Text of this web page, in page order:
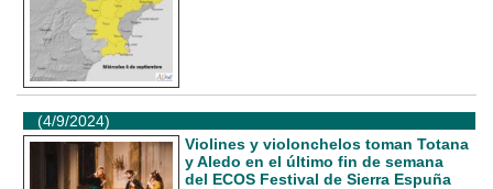
(4/9/2024)
Violines y violonchelos toman Totana
y Aledo en el último fin de semana
del ECOS Festival de Sierra Espuña